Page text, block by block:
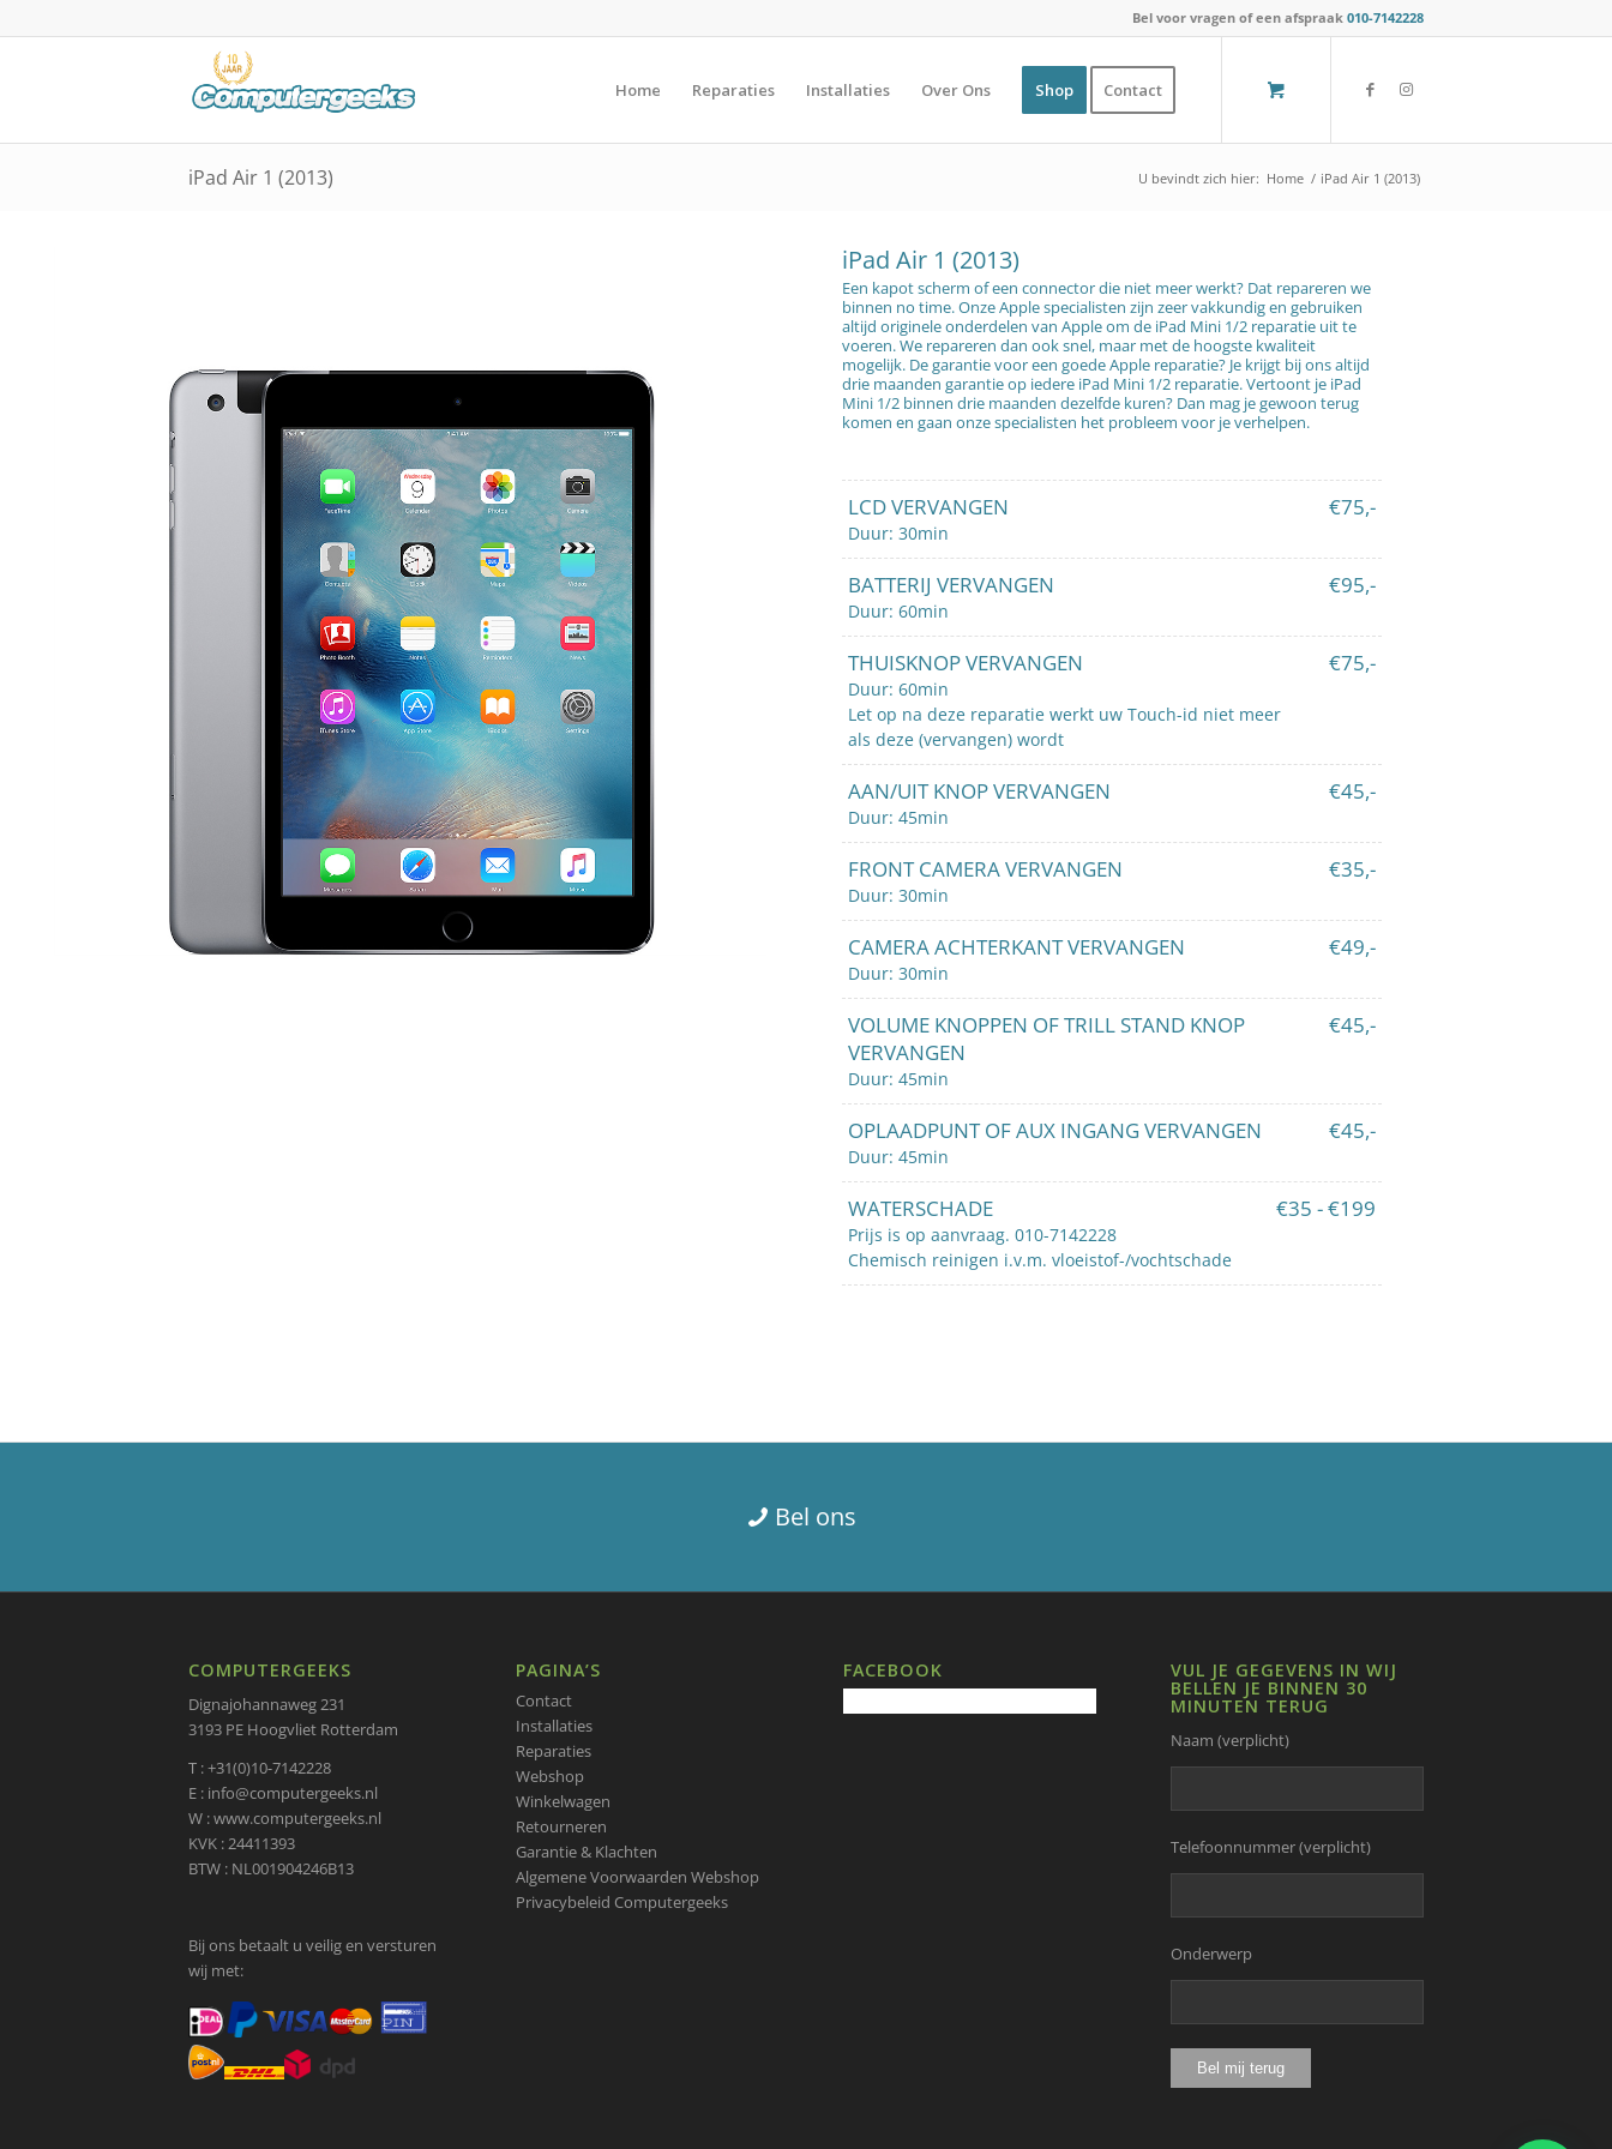
Bel voor vragen of een afspraak 010-7142228
Home Reparaties Installaties Over Ons Shop Contact
iPad Air 1 (2013) U bevindt zich hier: Home / iPad Air 1 (2013)
iPad Air 1 (2013)
Een kapot scherm of een connector die niet meer werkt? Dat repareren we
binnen no time. Onze Apple specialisten zijn zeer vakkundig en gebruiken
altijd originele onderdelen van Apple om de iPad Mini 1/2 reparatie uit te
voeren. We repareren dan ook snel, maar met de hoogste kwaliteit
mogelijk. De garantie voor een goede Apple reparatie? Je krijgt bij ons altijd
drie maanden garantie op iedere iPad Mini 1/2 reparatie. Vertoont je iPad
Mini 1/2 binnen drie maanden dezelfde kuren? Dan mag je gewoon terug
komen en gaan onze specialisten het probleem voor je verhelpen.
LCD VERVANGEN €75,-
Duur: 30min
BATTERIJ VERVANGEN €95,-
Duur: 60min
THUISKNOP VERVANGEN €75,-
Duur: 60min
Let op na deze reparatie werkt uw Touch-id niet meer
als deze (vervangen) wordt
AAN/UIT KNOP VERVANGEN €45,-
Duur: 45min
FRONT CAMERA VERVANGEN €35,-
Duur: 30min
CAMERA ACHTERKANT VERVANGEN €49,-
Duur: 30min
VOLUME KNOPPEN OF TRILL STAND KNOP
VERVANGEN
€45,-
Duur: 45min
OPLAADPUNT OF AUX INGANG VERVANGEN €45,-
Duur: 45min
WATERSCHADE €35 - €199
Prijs is op aanvraag. 010-7142228
Chemisch reinigen i.v.m. vloeistof-/vochtschade
Bel ons
COMPUTERGEEKS
Dignajohannaweg 231
3193 PE Hoogvliet Rotterdam
T : +31(0)10-7142228
E : info@computergeeks.nl
W : www.computergeeks.nl
KVK : 24411393
BTW : NL001904246B13
Bij ons betaalt u veilig en versturen
wij met:
PAGINA’S
Contact
Installaties
Reparaties
Webshop
Winkelwagen
Retourneren
Garantie & Klachten
Algemene Voorwaarden Webshop
Privacybeleid Computergeeks
FACEBOOK VUL JE GEGEVENS IN WIJ
BELLEN JE BINNEN 30
MINUTEN TERUG
Naam (verplicht)
Telefoonnummer (verplicht)
Onderwerp